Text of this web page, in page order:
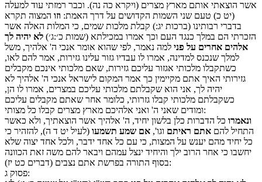
אשר הוצאתי אותם מארץ מצרים (ויקרא כה נה). וכבר רמזתי עוד למעלה
(יט כ) טעם שני השמות הקדושים על דרך האמת: וזו המצוה תקרא
בדברי רבותינו (ברכות יג:) קבלת מלכות שמים, כי המלות האלה אשר
הזכרתי הם במלך כנגד העם וכך אמרו במכילתא (שמות כ׳:ג׳) לא יהיה לך
אלהים אחרים על פני למה נאמר, לפי שהוא אומר אנכי ה' אלהיך, משל
למלך שנכנס למדינה, אמרו לו עבדיו גזור עלינו גזירות, אמר להם לאו,
כשתקבלו מלכותי אגזור עליכם גזירות, שאם מלכותי אינכם מקבלים
גזירותי האיך אתם מקיימין כך אמר המקום לישראל אנכי ה' אלהיך לא
יהיה לך, אני הוא שקבלתם מלכותי עליכם במצרים, אמרו לו הן,
כשקבלתם מלכותי קבלו גזרותי, כלומר אחר שאתם מקבלים עליכם
ומודים שאני ה' ואני אלהיכם מארץ מצרים קבלו כל מצותי:
ונאמרו כל הדברות כלן בלשון יחיד, ה' אלהיך אשר הוצאתיך, ולא כאשר
התחיל להם אתם ראיתם וגו', אם שמע תשמעו (לעיל יט ד ה), להזהיר כי
כל יחיד מהם יענש על המצות, כי עם כל אחד ידבר, ולכל אחד יצוה שלא
יחשבו כי אחר הרוב ילך והיחיד ינצל עמהם ויבאר להם משה זאת הכוונה
בסוף התורה בפרשת אתם נצבים (דברים כט יז):
פסוק ג
: